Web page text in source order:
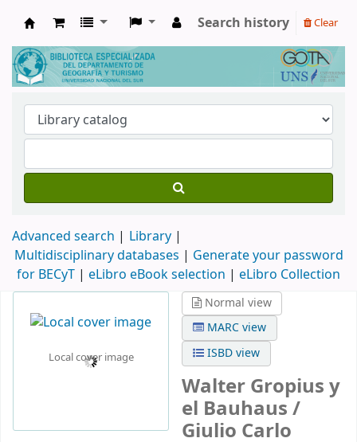
Biblioteca de Geografía y Turismo
Search history Clear
Advanced search
Library
Multidisciplinary databases | Generate your password
for BECyT | eLibro eBook selection | eLibro Collection
Local cover image
Normal view
MARC view
ISBD view
Walter Gropius y
el Bauhaus /
Giulio Carlo